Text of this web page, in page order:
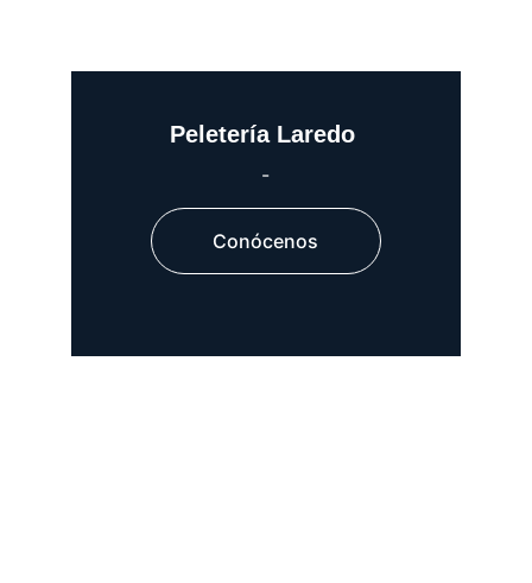
Peletería Laredo
-
Conócenos